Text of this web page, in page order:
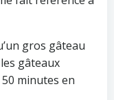
gros gâteau
gâteaux
minutes en